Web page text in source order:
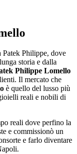
Patek Philippe, dove
storia e dalla
Philippe Lomello
Il mercato che
è quello del lusso più
reali e nobili di
reali dove perfino la
e commissionò un
e farlo diventare